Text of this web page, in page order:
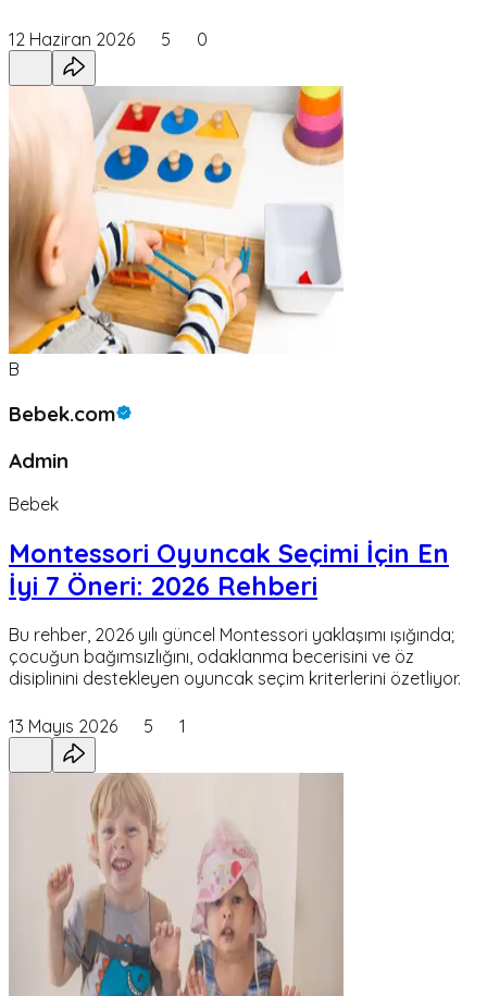
12 Haziran 2026 5 0
B
Bebek.com
Admin
Bebek
Montessori Oyuncak Seçimi İçin En
İyi 7 Öneri: 2026 Rehberi
Bu rehber, 2026 yılı güncel Montessori yaklaşımı ışığında;
çocuğun bağımsızlığını, odaklanma becerisini ve öz
disiplinini destekleyen oyuncak seçim kriterlerini özetliyor.
13 Mayıs 2026 5 1